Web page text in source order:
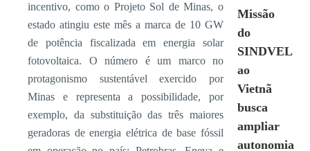
incentivo, como o Projeto Sol de Minas, o
estado atingiu este mês a marca de 10 GW
de potência fiscalizada em energia solar
fotovoltaica. O número é um marco no
protagonismo sustentável exercido por
Minas e representa a possibilidade, por
exemplo, da substituição das três maiores
geradoras de energia elétrica de base fóssil
Missão
do
SINDVEL
ao
Vietnã
busca
ampliar
autonomia